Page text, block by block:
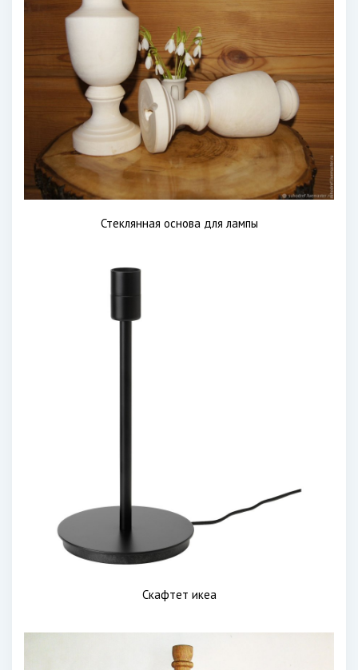
Стеклянная основа для лампы
Скафтет икеа